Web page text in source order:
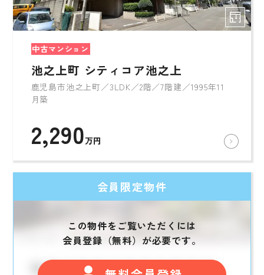
中古マンション
池之上町 シティコア池之上
鹿児島市池之上町／3LDK／2階／7階建／1995年11
月築
2,290万円
会員限定物件
この物件をご覧いただくには
会員登録（無料）が必要です。